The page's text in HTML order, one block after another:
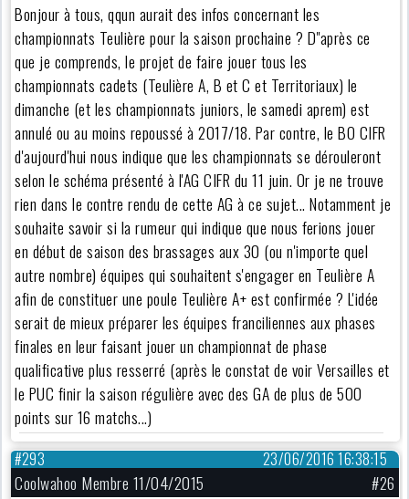
Bonjour à tous, qqun aurait des infos concernant les
championnats Teulière pour la saison prochaine ? D"après ce
que je comprends, le projet de faire jouer tous les
championnats cadets (Teulière A, B et C et Territoriaux) le
dimanche (et les championnats juniors, le samedi aprem) est
annulé ou au moins repoussé à 2017/18. Par contre, le BO CIFR
d'aujourd'hui nous indique que les championnats se dérouleront
selon le schéma présenté à l'AG CIFR du 11 juin. Or je ne trouve
rien dans le contre rendu de cette AG à ce sujet... Notamment je
souhaite savoir si la rumeur qui indique que nous ferions jouer
en début de saison des brassages aux 30 (ou n'importe quel
autre nombre) équipes qui souhaitent s'engager en Teulière A
afin de constituer une poule Teulière A+ est confirmée ? L'idée
serait de mieux préparer les équipes franciliennes aux phases
finales en leur faisant jouer un championnat de phase
qualificative plus resserré (après le constat de voir Versailles et
le PUC finir la saison régulière avec des GA de plus de 500
points sur 16 matchs...)
23/06/2016 16:38:15
#293
Coolwahoo Membre 11/04/2015
#26